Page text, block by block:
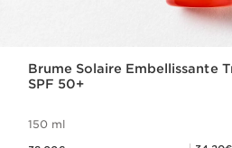
Brume Solaire Embellissante
SPF 50+
150 ml